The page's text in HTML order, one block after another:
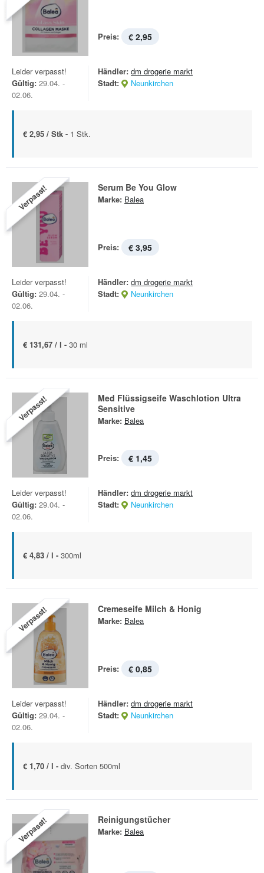
Preis: € 2,95
Leider verpasst!
Gültig: 29.04. -
02.06.
Händler: dm drogerie markt
Stadt:
Neunkirchen
€ 2,95 / Stk - 1 Stk.
Verpasst! Serum Be You Glow
Marke: Balea
Preis: € 3,95
Leider verpasst!
Gültig: 29.04. -
02.06.
Händler: dm drogerie markt
Stadt:
Neunkirchen
€ 131,67 / l - 30 ml
Verpasst!
Med Flüssigseife Waschlotion Ultra
Sensitive
Marke: Balea
Preis: € 1,45
Leider verpasst!
Gültig: 29.04. -
02.06.
Händler: dm drogerie markt
Stadt:
Neunkirchen
€ 4,83 / l - 300ml
Verpasst! Cremeseife Milch & Honig
Marke: Balea
Preis: € 0,85
Leider verpasst!
Gültig: 29.04. -
02.06.
Händler: dm drogerie markt
Stadt:
Neunkirchen
€ 1,70 / l - div. Sorten 500ml
Verpasst! Reinigungstücher
Marke: Balea